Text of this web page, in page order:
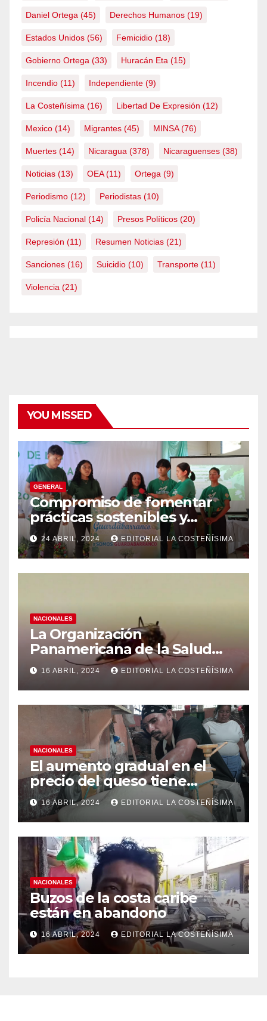
Daniel Ortega (45) Derechos Humanos (19)
Estados Unidos (56) Femicidio (18)
Gobierno Ortega (33) Huracán Eta (15)
Incendio (11) Independiente (9)
La Costeñísima (16) Libertad De Expresión (12)
Mexico (14) Migrantes (45) MINSA(76)
Muertes (14) Nicaragua (378) Nicaraguenses (38)
Noticias (13) OEA(11) Ortega (9)
Periodismo (12) Periodistas (10)
Policía Nacional (14) Presos Políticos (20)
Represión (11) Resumen Noticias (21)
Sanciones (16) Suicidio (10) Transporte (11)
Violencia (21)
YOU MISSED
GENERAL
Compromiso de fomentar
prácticas sostenibles y
conciencia ecológica en las
instituciones educativas
24 ABRIL, 2024 EDITORIAL LA COSTEÑÍSIMA
NACIONALES
La Organización
Panamericana de la Salud
(OPS), recomienda reforzar
medidas ante el aumento de
casos de dengue
16 ABRIL, 2024 EDITORIAL LA COSTEÑÍSIMA
NACIONALES
El aumento gradual en el
precio del queso tiene
efectos a las Panaderias
16 ABRIL, 2024 EDITORIAL LA COSTEÑÍSIMA
NACIONALES
Buzos de la costa caribe
están en abandono
16 ABRIL, 2024 EDITORIAL LA COSTEÑÍSIMA